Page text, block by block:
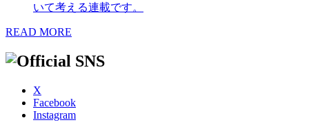
いて考える連載です。
READ MORE
X
Facebook
Instagram